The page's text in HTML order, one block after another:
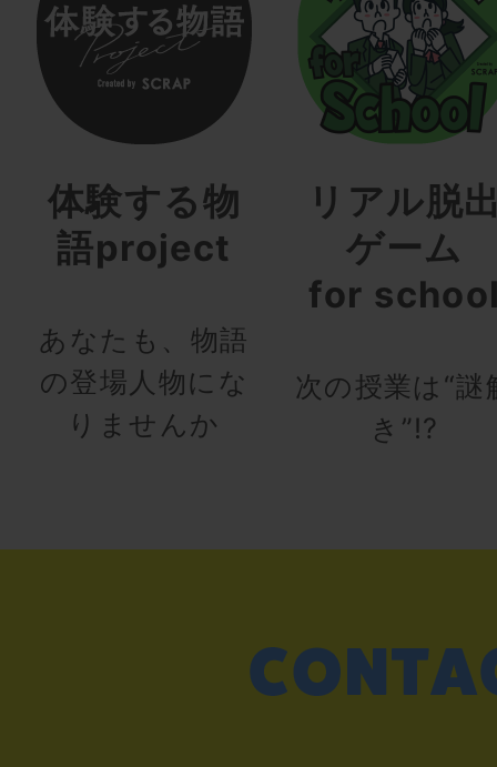
体験する物
語project
あなたも、物語
の登場人物にな
りませんか
リアル脱
ゲーム
for
次の授業は“謎
き”!?